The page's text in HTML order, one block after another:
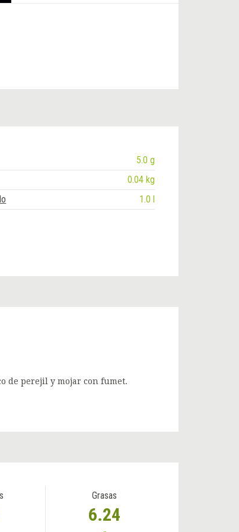
5.0 g
0.04 kg
1.0 l
de perejil y mojar con fumet.
Grasas
6.24